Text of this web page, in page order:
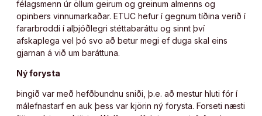
félagsmenn úr öllum geirum og greinum almenns og
opinbers vinnumarkaðar. ETUC hefur í gegnum tíðina verið í
fararbroddi í alþjóðlegri stéttabaráttu og sinnt því
afskaplega vel þó svo að betur megi ef duga skal eins
gjarnan á við um baráttuna.
Ný forysta
Þingið var með hefðbundnu sniði, þ.e. að mestur hluti fór í
málefnastarf en auk þess var kjörin ný forysta. Forseti næsti